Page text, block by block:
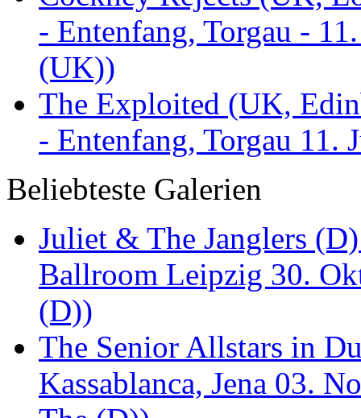
- Entenfang, Torgau -
(UK))
The Exploited (UK,
- Entenfang, Torgau
Beliebteste Galerien
Juliet & The Janglers
Ballroom Leipzig 30.
(D))
The Senior Allstars in
Kassablanca, Jena 03.